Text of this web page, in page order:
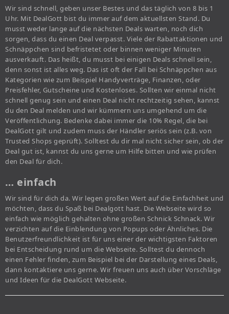
Wir sind schnell, geben unser Bestes und das täglich von 8 bis 1
Uhr. Mit DealGott bist du immer auf dem aktuellsten Stand. Du
musst weder lange auf die nächsten Deals warten, noch dich
sorgen, dass du einen Deal verpasst. Viele der Rabattaktionen und
Schnäppchen sind befristetet oder binnen weniger Minuten
ausverkauft. Das heißt, du musst bei einigen Deals schnell sein,
denn sonst ist alles weg. Das ist oft der Fall bei Schnäppchen aus
Kategorien wie zum Beispiel Handyverträge, Finanzen, oder
Preisfehler, Gutscheine und Kostenloses. Sollten wir einmal nicht
schnell genug sein und einen Deal nicht rechtzeitig sehen, kannst
du den Deal melden und wir kümmern uns umgehend um die
Veröffentlichung. Bedenke dabei immer die 10% Regel, die bei
DealGott gilt und zudem muss der Händler seriös sein (z.B. von
Trusted Shops geprüft). Solltest du dir mal nicht sicher sein, ob der
Deal gut ist, kannst du uns gerne um Hilfe bitten und wie prüfen
den Deal für dich.
… einfach
Wir sind für dich da. Wir legen großen Wert auf die Einfachheit und
möchten, dass du Spaß bei Dealgott hast. Die Webseite wird so
einfach wie möglich gehalten ohne großen Schnick Schnack. Wir
verzichten auf die Einblendung von Popups oder Ähnliches. Die
Benutzerfreundlichkeit ist für uns einer der wichtigsten Faktoren
bei Entscheidung rund um die Webseite. Solltest du dennoch
einen Fehler finden, zum Beispiel bei der Darstellung eines Deals,
dann kontaktiere uns gerne. Wir freuen uns auch über Vorschläge
und Ideen für die DealGott Webseite.